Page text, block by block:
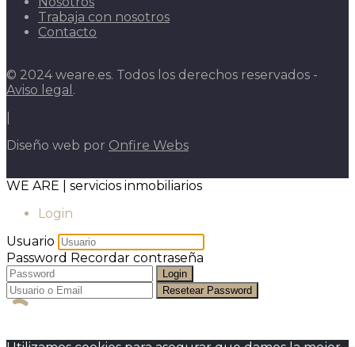
Trabaja con nosotros
Contacto
© 2024 weare.es. Todos los derechos reservados -
Aviso legal .
Diseño web por Onfire Webs
WE ARE | servicios inmobiliarios
Login
Usuario
Password Recordar contraseña
Login
Resetear Password